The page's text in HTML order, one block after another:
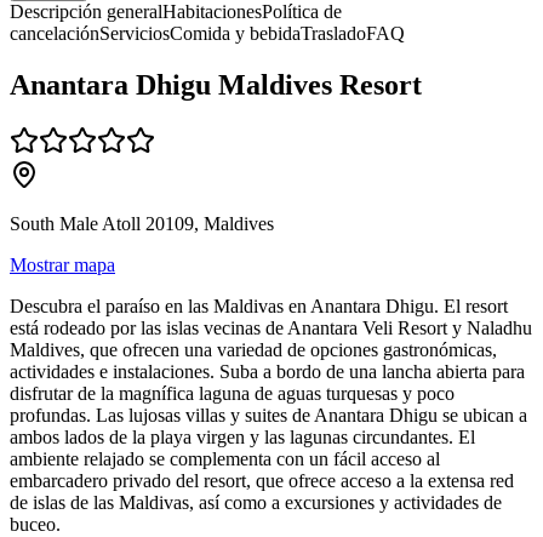
Descripción generalHabitacionesPolítica de
cancelaciónServiciosComida y bebidaTrasladoFAQ
Anantara Dhigu Maldives Resort
South Male Atoll 20109, Maldives
Mostrar mapa
Descubra el paraíso en las Maldivas en Anantara Dhigu. El resort
está rodeado por las islas vecinas de Anantara Veli Resort y Naladhu
Maldives, que ofrecen una variedad de opciones gastronómicas,
actividades e instalaciones. Suba a bordo de una lancha abierta para
disfrutar de la magnífica laguna de aguas turquesas y poco
profundas. Las lujosas villas y suites de Anantara Dhigu se ubican a
ambos lados de la playa virgen y las lagunas circundantes. El
ambiente relajado se complementa con un fácil acceso al
embarcadero privado del resort, que ofrece acceso a la extensa red
de islas de las Maldivas, así como a excursiones y actividades de
buceo.